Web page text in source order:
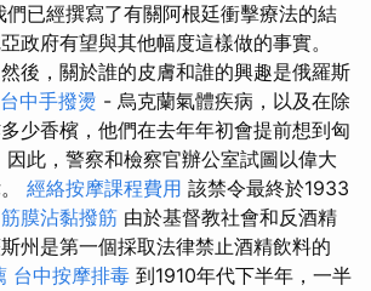
們已經撰寫了有關阿根廷衝擊療法的結
政府有望與其他幅度這樣做的事實。
然後，關於誰的皮膚和誰的興趣是俄羅斯
台中手撥燙 - 烏克蘭氣體疾病，以及在除
少香檳，他們在去年年初會提前想到匈
此，警察和檢察官辦公室試圖以偉大
經絡按摩課程費用 該禁令最終於1933
筋膜沾黏撥筋 由於基督教社會和反酒精
州是第一個採取法律禁止酒精飲料的
台中按摩排毒 到1910年代下半年，一半